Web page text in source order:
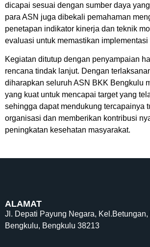
dicapai sesuai dengan sumber daya
para ASN juga dibekali pemahaman
penetapan indikator kinerja dan teknik
evaluasi untuk memastikan implementasi
Kegiatan ditutup dengan penyampaian
rencana tindak lanjut. Dengan
diharapkan seluruh ASN BKK Bengkulu
yang kuat untuk mencapai target yang
sehingga dapat mendukung tercapainya
organisasi dan memberikan kontribusi
peningkatan kesehatan masyarakat.
ALAMAT
Jl. Depati Payung Negara, Kel.Betungan,
Bengkulu, Bengkulu 38213